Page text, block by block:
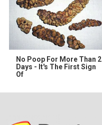
No Poop For More Than 2
Days - It's The First Sign
Of